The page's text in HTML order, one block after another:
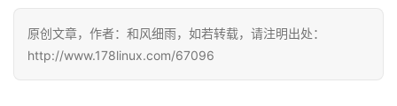
原创文章，作者：和风细雨，如若转载，请注明出处：
http://www.178linux.com/67096